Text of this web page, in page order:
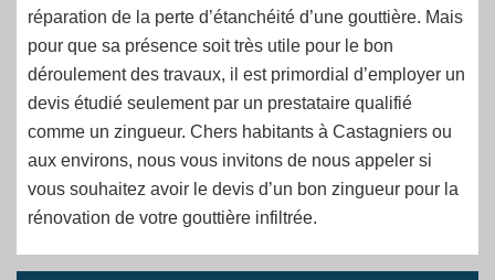
réparation de la perte d’étanchéité d’une gouttière. Mais
pour que sa présence soit très utile pour le bon
déroulement des travaux, il est primordial d’employer un
devis étudié seulement par un prestataire qualifié
comme un zingueur. Chers habitants à Castagniers ou
aux environs, nous vous invitons de nous appeler si
vous souhaitez avoir le devis d’un bon zingueur pour la
rénovation de votre gouttière infiltrée.